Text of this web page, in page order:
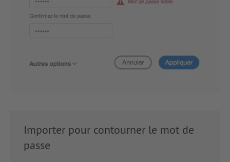
Importer pour contourner le mot de
passe